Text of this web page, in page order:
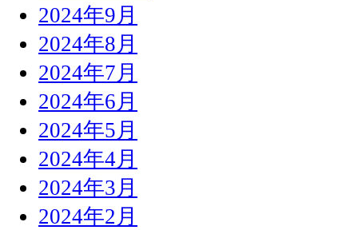
2024年9月
2024年8月
2024年7月
2024年6月
2024年5月
2024年4月
2024年3月
2024年2月